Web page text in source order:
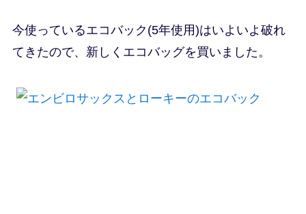
今使っているエコバック(5年使用)はいよいよ破れ
てきたので、新しくエコバッグを買いました。